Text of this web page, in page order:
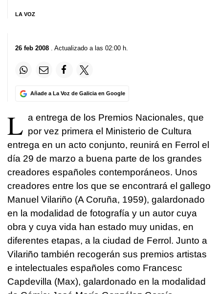
LA VOZ
26 feb 2008 . Actualizado a las 02:00 h.
Añade a La Voz de Galicia en Google
L a entrega de los Premios Nacionales, que
por vez primera el Ministerio de Cultura
entrega en un acto conjunto, reunirá en Ferrol el
día 29 de marzo a buena parte de los grandes
creadores españoles contemporáneos. Unos
creadores entre los que se encontrará el gallego
Manuel Vilariño (A Coruña, 1959), galardonado
en la modalidad de fotografía y un autor cuya
obra y cuya vida han estado muy unidas, en
diferentes etapas, a la ciudad de Ferrol. Junto a
Vilariño también recogerán sus premios artistas
e intelectuales españoles como Francesc
Capdevilla (Max), galardonado en la modalidad